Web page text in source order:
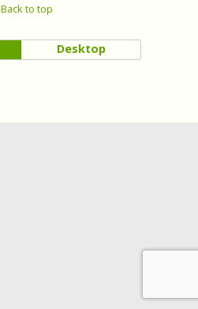
Back to top
Desktop